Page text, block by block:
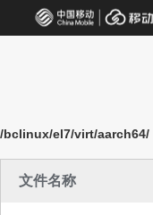
/bclinux/el7/virt/aarch64/
文件名称